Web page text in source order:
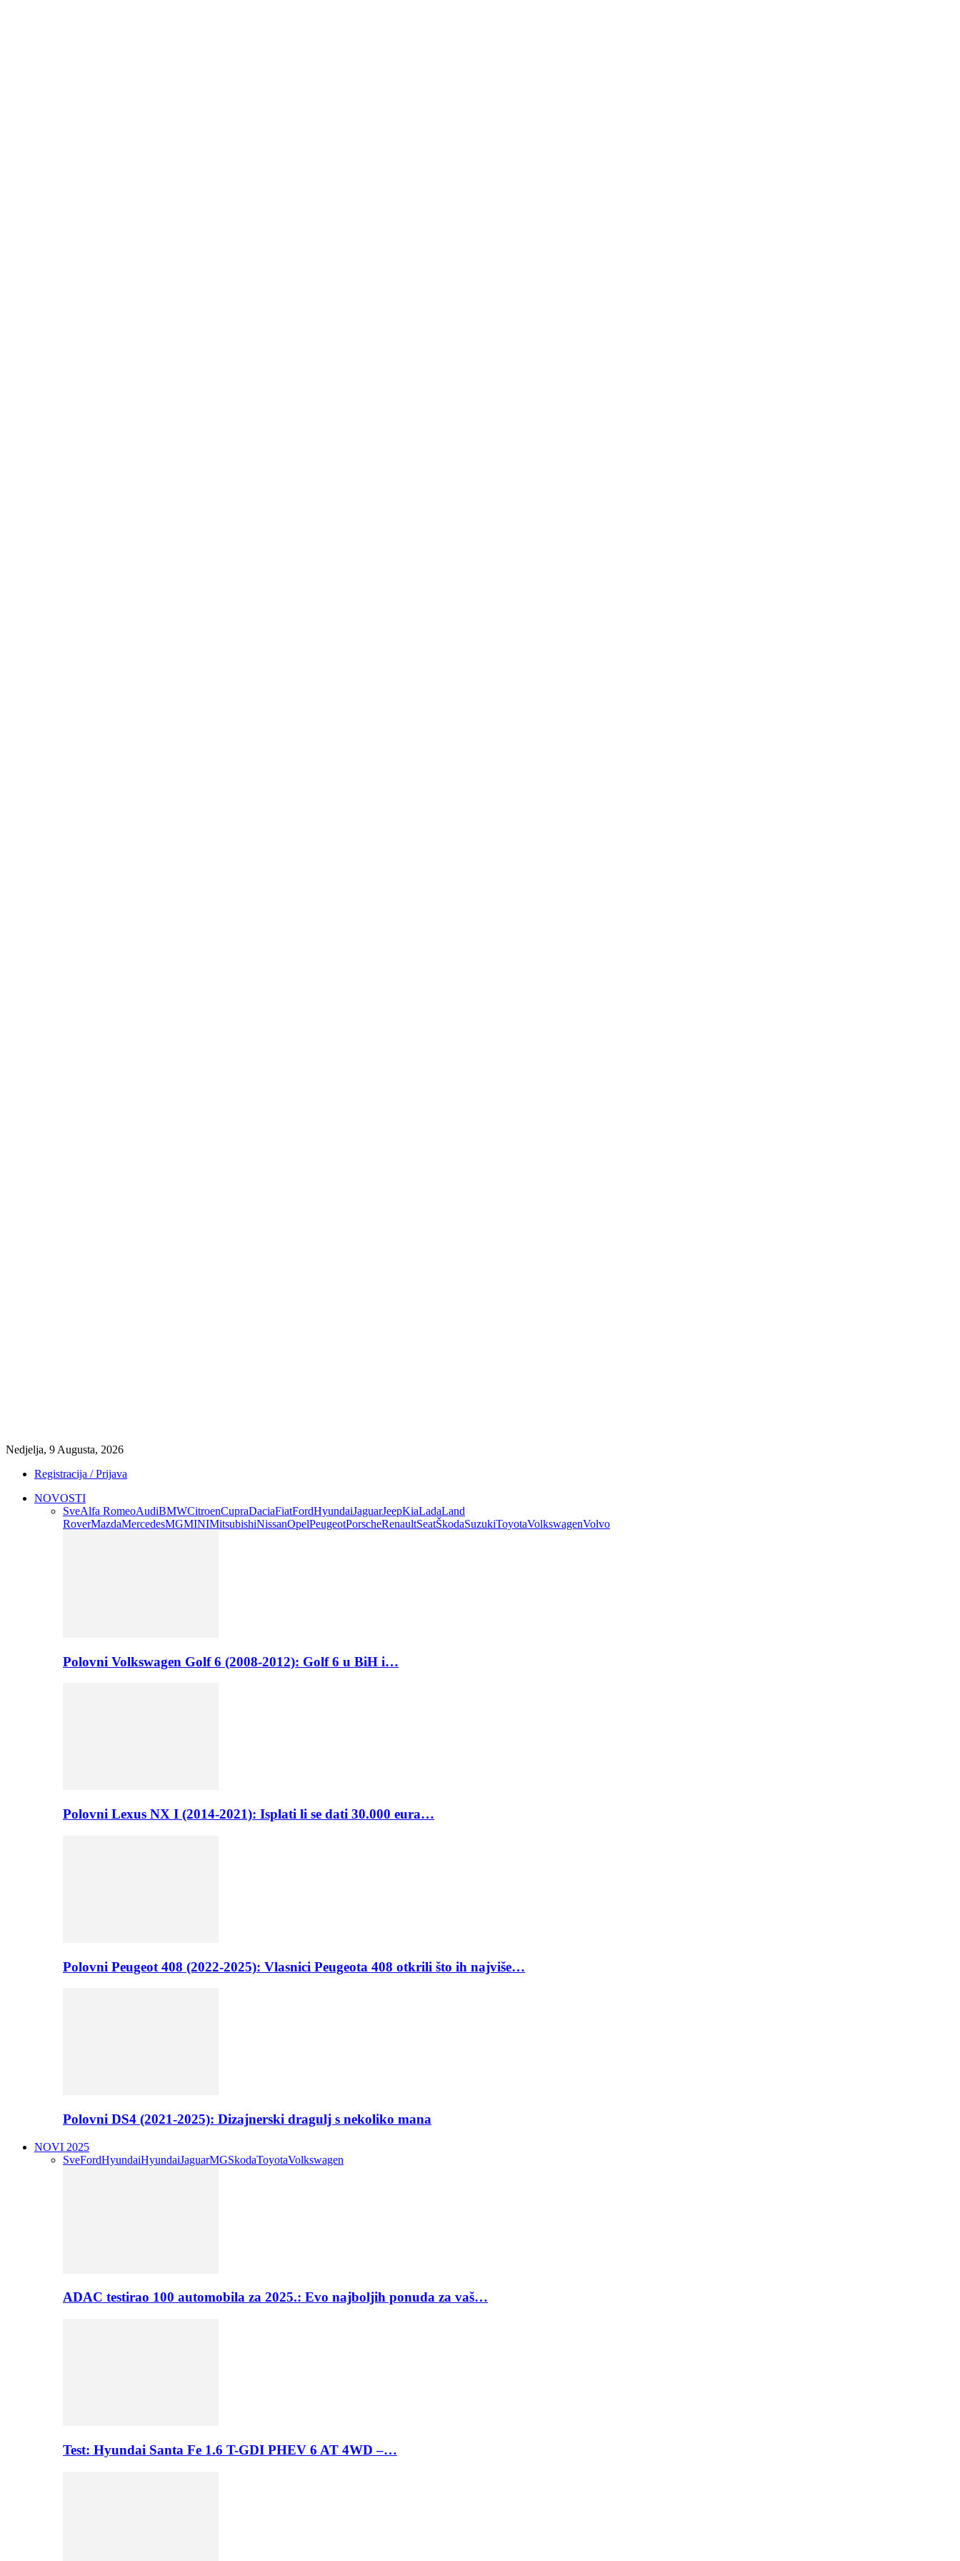
Nedjelja, 9 Augusta, 2026
Registracija / Prijava
NOVOSTI
SveAlfa RomeoAudiBMWCitroenCupraDaciaFiatFordHyundaiJaguarJeepKiaLadaLand
RoverMazdaMercedesMGMINIMitsubishiNissanOpelPeugeotPorscheRenaultSeatŠkodaSuzukiToyotaVolkswagenVolvo
Polovni Volkswagen Golf 6 (2008-2012): Golf 6 u BiH i…
Polovni Lexus NX I (2014-2021): Isplati li se dati 30.000 eura…
Polovni Peugeot 408 (2022-2025): Vlasnici Peugeota 408 otkrili što ih najviše…
Polovni DS4 (2021-2025): Dizajnerski dragulj s nekoliko mana
NOVI 2025
SveFordHyundaiHyundaiJaguarMGSkodaToyotaVolkswagen
ADAC testirao 100 automobila za 2025.: Evo najboljih ponuda za vaš…
Test: Hyundai Santa Fe 1.6 T-GDI PHEV 6 AT 4WD –…